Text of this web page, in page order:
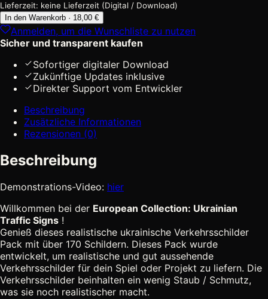
Lieferzeit: keine Lieferzeit (Digital / Download)
European
Collection:
Ukrainian
Signs
[Digital]
Menge
In den Warenkorb · 18,00 €
Anmelden, um die Wunschliste zu nutzen
Sicher und transparent kaufen
Sofortiger digitaler Download
Zukünftige Updates inklusive
Direkter Support vom Entwickler
Beschreibung
Zusätzliche Informationen
Rezensionen (0)
Beschreibung
Demonstrations-Video: hier
Willkommen bei der European Collection: Ukrainian
Traffic Signs !
Genieß dieses realistische ukrainische Verkehrsschilder
Pack mit über 170 Schildern. Dieses Pack wurde
entwickelt, um realistische und gut aussehende
Verkehrsschilder für dein Spiel oder Projekt zu liefern. Die
Verkehrsschilder beinhalten ein wenig Staub / Schmutz,
was sie noch realistischer macht.